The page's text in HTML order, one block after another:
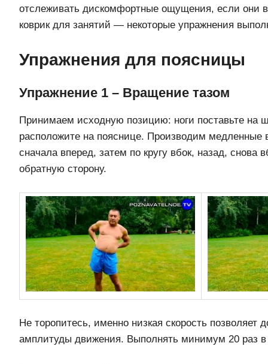
отслеживать дискомфортные ощущения, если они
коврик для занятий — некоторые упражнения
Упражнения для поясницы
Упражнение 1 – Вращение тазом
Принимаем исходную позицию: ноги поставьте на
расположите на пояснице. Производим медленные
сначала вперед, затем по кругу вбок, назад, снова
обратную сторону.
Не торопитесь, именно низкая скорость позволяет
амплитуды движения. Выполнять минимум 20 раз в